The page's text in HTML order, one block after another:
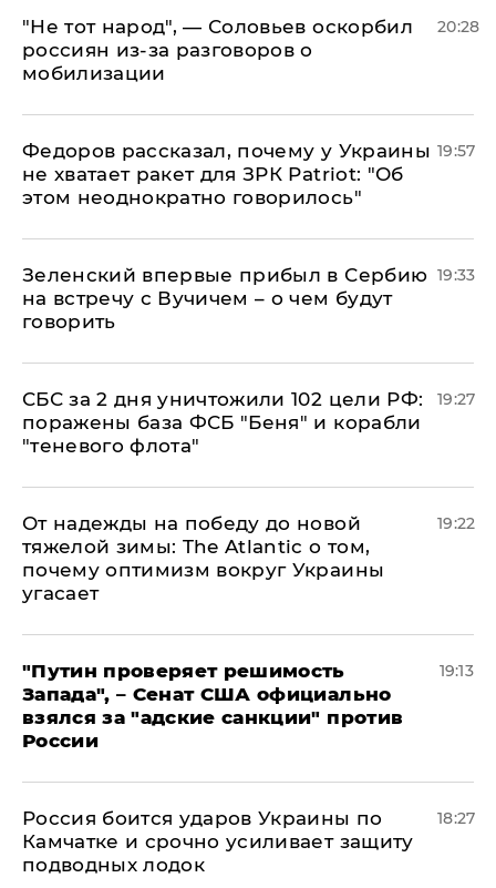
​"Не тот народ", — Соловьев оскорбил
россиян из-за разговоров о
мобилизации
20:28
Федоров рассказал, почему у Украины
не хватает ракет для ЗРК Patriot: "Об
этом неоднократно говорилось"
19:57
Зеленский впервые прибыл в Сербию
на встречу с Вучичем – о чем будут
говорить
19:33
СБС за 2 дня уничтожили 102 цели РФ:
поражены база ФСБ "Беня" и корабли
"теневого флота"
19:27
От надежды на победу до новой
тяжелой зимы: The Atlantic о том,
почему оптимизм вокруг Украины
угасает
19:22
"Путин проверяет решимость
Запада", – Сенат США официально
взялся за "адские санкции" против
России
19:13
Россия боится ударов Украины по
Камчатке и срочно усиливает защиту
подводных лодок
18:27